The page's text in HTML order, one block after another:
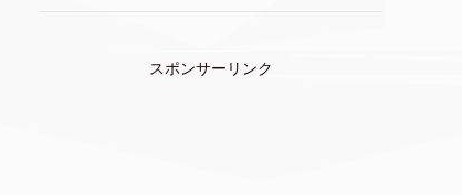
スポンサーリンク